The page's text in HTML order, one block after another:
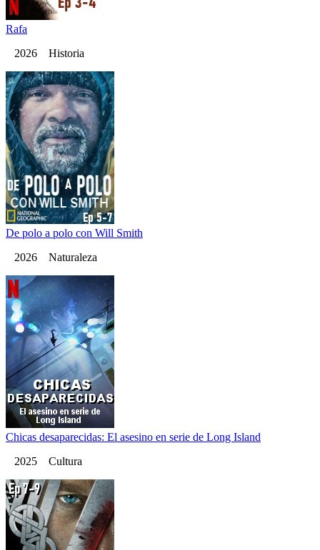
Rafa
2026 Historia
De polo a polo con Will Smith
2026 Naturaleza
Chicas desaparecidas: El asesino en serie de Long Island
2025 Cultura